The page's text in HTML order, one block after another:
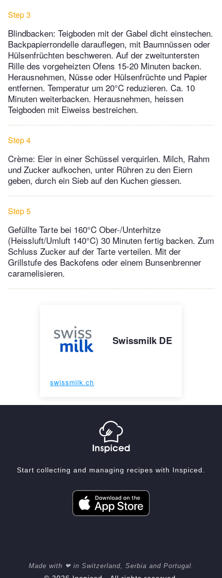
Step 3
Blindbacken: Teigboden mit der Gabel dicht einstechen.
Backpapierrondelle darauflegen, mit Baumnüssen oder
Hülsenfrüchten beschweren. Auf der zweituntersten
Rille des vorgeheizten Ofens 15-20 Minuten backen.
Herausnehmen, Nüsse oder Hülsenfrüchte und Papier
entfernen. Temperatur um 20°C reduzieren. Ca. 10
Minuten weiterbacken. Herausnehmen, heissen
Teigboden mit Eiweiss bestreichen.
Step 4
Crème: Eier in einer Schüssel verquirlen. Milch, Rahm
und Zucker aufkochen, unter Rühren zu den Eiern
geben, durch ein Sieb auf den Kuchen giessen.
Step 5
Gefüllte Tarte bei 160°C Ober-/Unterhitze
(Heissluft/Umluft 140°C) 30 Minuten fertig backen. Zum
Schluss Zucker auf der Tarte verteilen. Mit der
Grillstufe des Backofens oder einem Bunsenbrenner
caramelisieren.
Swissmilk DE
swissmilk.ch
Start collecting and managing recipes with Inspiced.
Made with ❤ in Switzerland, Serbia and Portugal.